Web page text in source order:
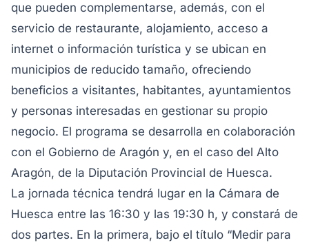
que pueden complementarse, además, con el
servicio de restaurante, alojamiento, acceso a
internet o información turística y se ubican en
municipios de reducido tamaño, ofreciendo
beneficios a visitantes, habitantes, ayuntamientos
y personas interesadas en gestionar su propio
negocio. El programa se desarrolla en colaboración
con el Gobierno de Aragón y, en el caso del Alto
Aragón, de la Diputación Provincial de Huesca.
La jornada técnica tendrá lugar en la Cámara de
Huesca entre las 16:30 y las 19:30 h, y constará de
dos partes. En la primera, bajo el título “Medir para